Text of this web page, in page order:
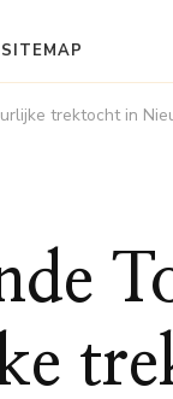
SITEMAP
trektocht in